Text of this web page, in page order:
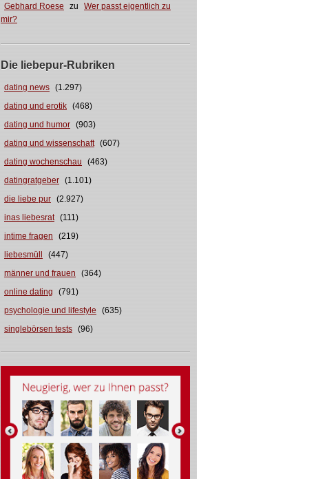
Gebhard Roese zu
Wer passt eigentlich zu
mir?
Die liebepur-Rubriken
dating news (1.297)
dating und erotik (468)
dating und humor (903)
dating und wissenschaft (607)
dating wochenschau
(463)
datingratgeber (1.101)
die liebe pur (2.927)
inas liebesrat (111)
intime fragen
(219)
liebesmüll
(447)
männer und frauen
(364)
online dating
(791)
psychologie und lifestyle
(635)
singlebörsen tests (96)